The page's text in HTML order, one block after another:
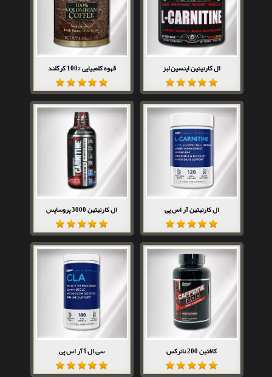
ال کارنیتین اینسین لبز قهوه کلمبیایی %100 کرکلند
ال کارنیتین آر اس پی ال کارنیتین 3000 پروساپس
کافئین 200 ناترکس سی ال آ آر اس پی